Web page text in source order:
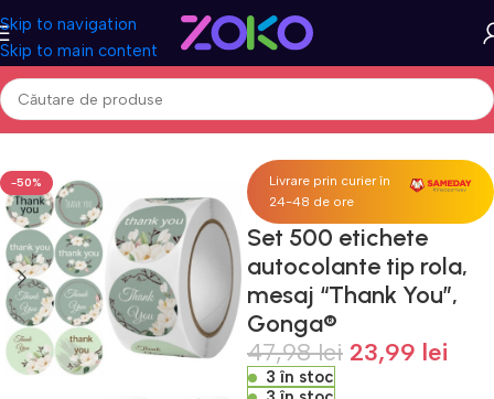
Skip to navigation
Skip to main content
Prima pagină Acasa Cadouri Pentru ea
-50%
Livrare prin curier în
24-48 de ore
Set 500 etichete
autocolante tip rola,
mesaj “Thank You”,
Gonga®
47,98lei 23,99 lei
3 în stoc